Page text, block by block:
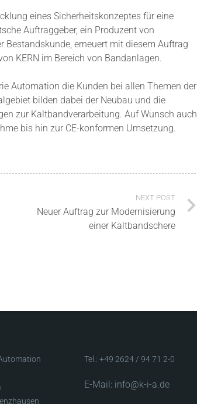
eines Sicherheitskonzeptes für eine
Auftraggeber, ein Produzent von
erneuert mit diesem Auftrag
KERN im Bereich von Bandanlagen.
Automation die Kunden bei allen Themen der
bilden dabei der Neubau und die
zur Kaltbandverarbeitung. Auf Wunsch auch
bis hin zur CE-konformen Umsetzung.
NEXT POST
Neuer Auftrag zur Modernisierung
einer Kaltbandschere
Tel.: +49 2624 / 94 71 2-0
E-Mail: info@k-i-a.de